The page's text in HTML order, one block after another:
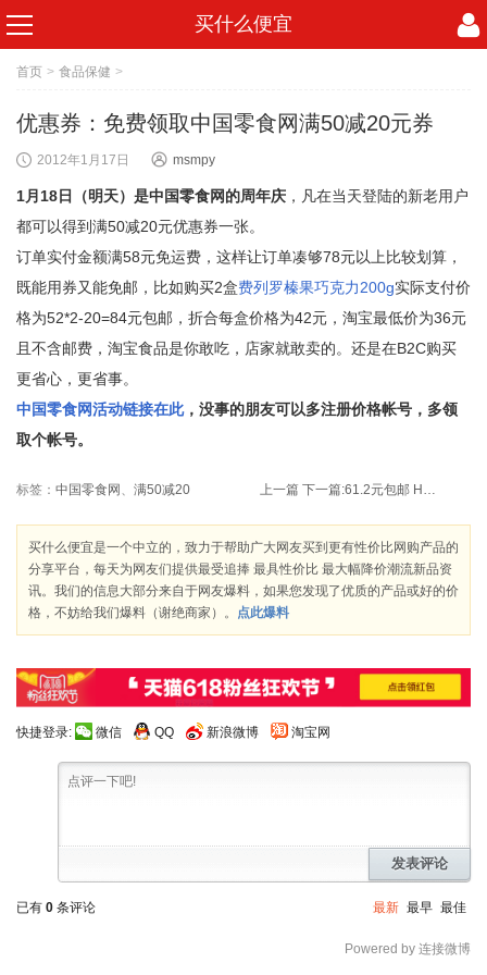
买什么便宜
首页 > 食品保健 >
优惠券：免费领取中国零食网满50减20元券
2012年1月17日 msmpy
1月18日（明天）是中国零食网的周年庆 ，凡在当天登陆的新老用户
都可以得到满50减20元优惠券一张。
订单实付金额满58元免运费，这样让订单凑够78元以上比较划算，
既能用券又能免邮，比如购买2盒费列罗榛果巧克力200g实际支付价
格为52*2-20=84元包邮，折合每盒价格为42元，淘宝最低价为36元
且不含邮费，淘宝食品是你敢吃，店家就敢卖的。还是在B2C购买
更省心，更省事。
中国零食网活动链接在此，没事的朋友可以多注册价格帐号，多领
取个帐号。
标签： 中国零食网 、 满50减20 上一篇 下一篇: 61.2元包邮 HUGGIES 好奇 棉柔滋润 婴儿柔润湿巾 80抽补充装（共4包）
买什么便宜是一个中立的，致力于帮助广大网友买到更有性价比网购产品的
分享平台，每天为网友们提供最受追捧 最具性价比 最大幅降价潮流新品资
讯。我们的信息大部分来自于网友爆料，如果您发现了优质的产品或好的价
格，不妨给我们爆料（谢绝商家）。 点此爆料
快捷登录: 微信 QQ 新浪微博 淘宝网
发表评论
已有 0 条评论 最新 最早 最佳
Powered by 连接微博